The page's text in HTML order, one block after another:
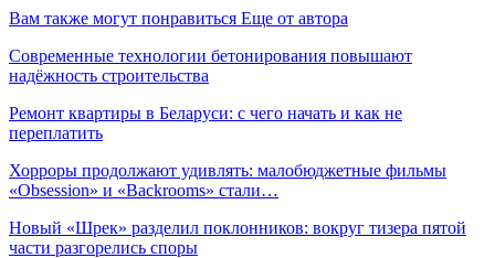
Вам также могут понравиться Еще от автора
Современные технологии бетонирования повышают
надёжность строительства
Ремонт квартиры в Беларуси: с чего начать и как не
переплатить
Хорроры продолжают удивлять: малобюджетные фильмы
«Obsession» и «Backrooms» стали…
Новый «Шрек» разделил поклонников: вокруг тизера пятой
части разгорелись споры